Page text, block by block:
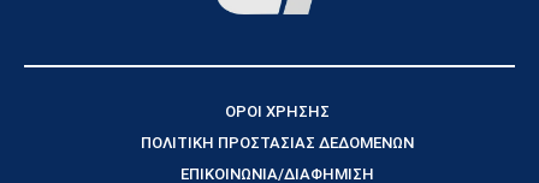
ΟΡΟΙ ΧΡΗΣΗΣ
ΠΟΛΙΤΙΚΗ ΠΡΟΣΤΑΣΙΑΣ ΔΕΔΟΜΕΝΩΝ
ΕΠΙΚΟΙΝΩΝΙΑ/ΔΙΑΦΗΜΙΣΗ